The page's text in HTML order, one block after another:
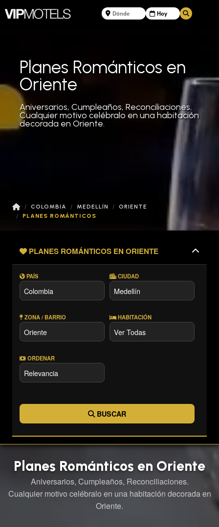
Planes Románticos en
Oriente
Aniversarios, Cumpleaños, Reconciliaciones.
Cualquier motivo celébralo en una habitación
decorada en Oriente.
COLOMBIA MEDELLÍN
ORIENTE
PLANES ROMÁNTICOS
PLANES ROMÁNTICOS EN ORIENTE
PAÍS CIUDAD
ZONA / BARRIO HABITACIÓN
ORDENAR
BUSCAR
Planes Románticos en Oriente
Aniversarios, Cumpleaños, Reconciliaciones.
Cualquier motivo celébralo en una habitación decorada en
Oriente.